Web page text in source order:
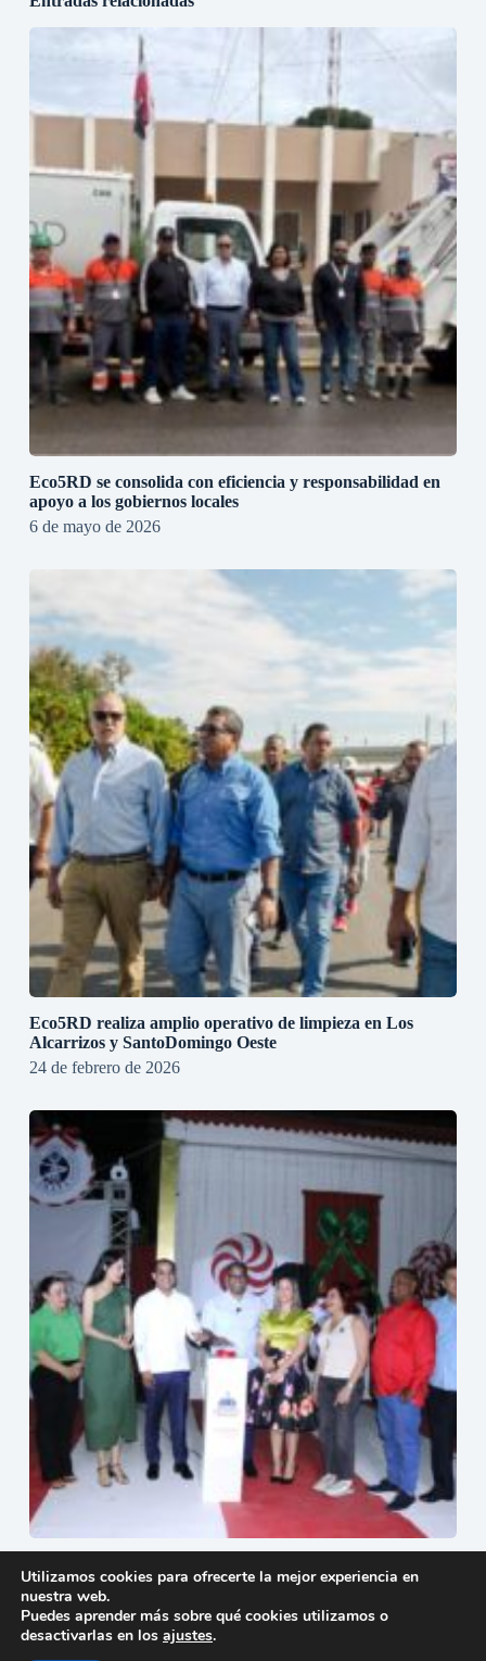
Eco5RD se consolida con eficiencia y responsabilidad en
apoyo a los gobiernos locales
6 de mayo de 2026
Eco5RD realiza amplio operativo de limpieza en Los
Alcarrizos y SantoDomingo Oeste
24 de febrero de 2026
Parque Mágico
15 de diciembre de 2025
Utilizamos cookies para ofrecerte la mejor experiencia en
nuestra web.
Puedes aprender más sobre qué cookies utilizamos o
desactivarlas en los ajustes.